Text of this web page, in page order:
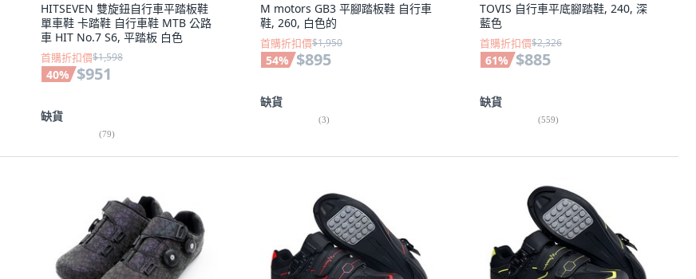
HITSEVEN 雙旋鈕自行車平踏板鞋
單車鞋 卡踏鞋 自行車鞋 MTB 公路
車 HIT No.7 S6, 平踏板 白色
首購折扣價$1,598
40% $951
缺貨
(79)
M motors GB3 平腳踏板鞋 自行車
鞋, 260, 白色的
首購折扣價$1,950
54% $895
缺貨
(3)
TOVIS 自行車平底腳踏鞋, 240, 深
藍色
首購折扣價$2,326
61% $885
缺貨
(559)